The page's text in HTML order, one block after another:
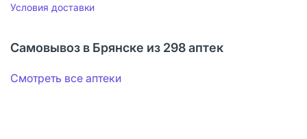
Условия доставки
Самовывоз в Брянске из 298 аптек
Смотреть все аптеки